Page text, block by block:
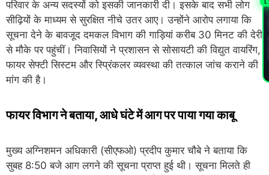
परिवार के अन्य सदस्यों को इसकी जानकारी दी। इसके बाद सभी लोग
सीढ़ियों के माध्यम से सुरक्षित नीचे उतर आए। उन्होंने आरोप लगाया कि
सूचना देने के बावजूद दमकल विभाग की गाड़ियां करीब 30 मिनट की देरी
से मौके पर पहुंचीं। निवासियों ने प्रशासन से सोसायटी की विद्युत वायरिंग,
फायर सेफ्टी सिस्टम और स्प्रिंकलर व्यवस्था की तत्काल जांच कराने की
मांग की है।
फायर विभाग ने बताया, आधे घंटे में आग पर पाया गया काबू
मुख्य अग्निशमन अधिकारी (सीएफओ) प्रदीप कुमार चौबे ने बताया कि
सुबह 8:50 बजे आग लगने की सूचना प्राप्त हुई थी। सूचना मिलते ही